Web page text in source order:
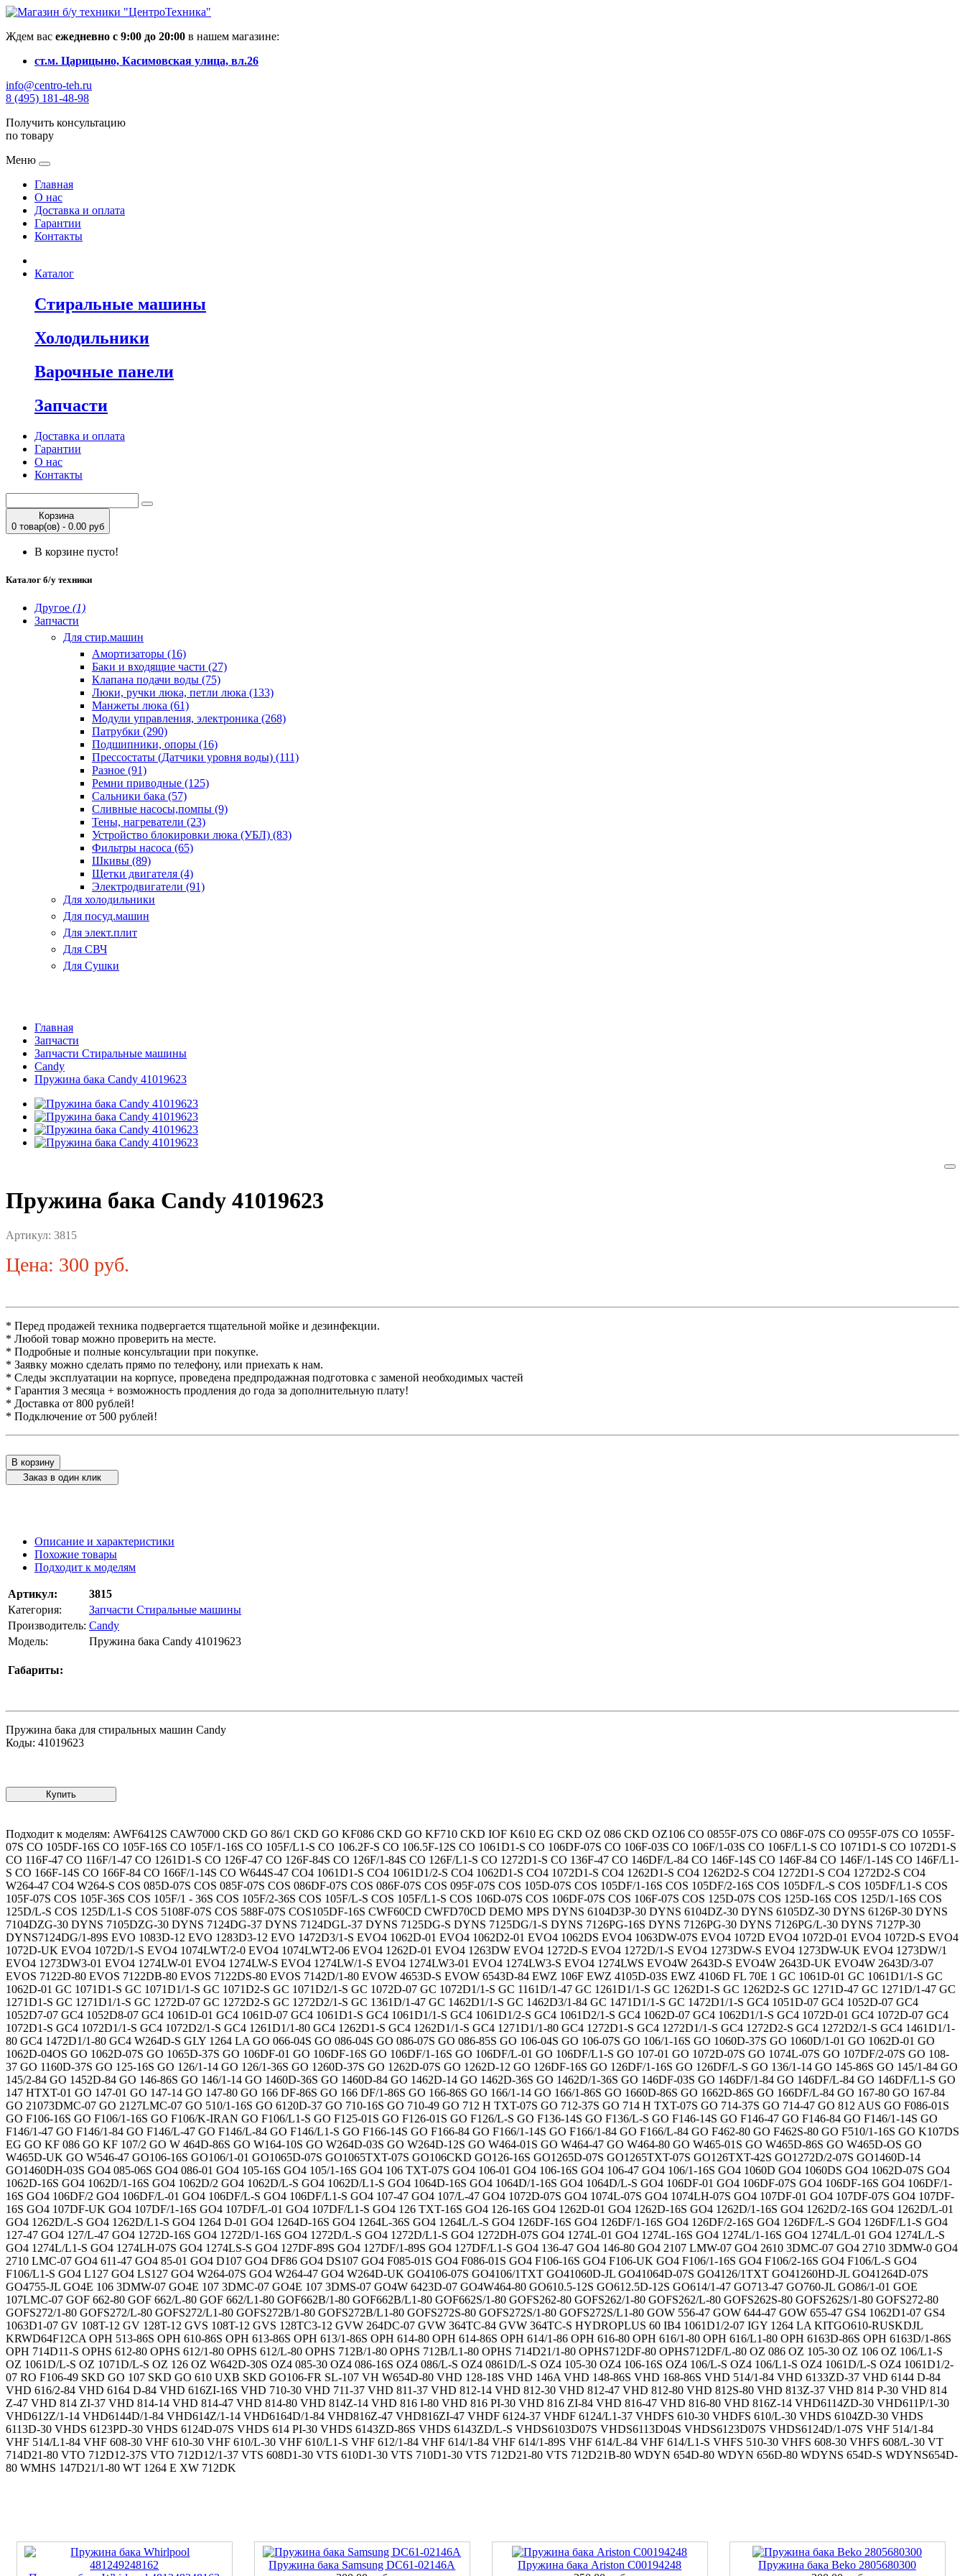
Ждем вас ежедневно с 9:00 до 20:00 в нашем магазине:
ст.м. Царицыно, Касимовская улица, вл.26
info@centro-teh.ru
8 (495) 181-48-98
Получить консультацию
по товару
Меню
Главная
О нас
Доставка и оплата
Гарантии
Контакты
Каталог
Стиральные машины
Холодильники
Варочные панели
Запчасти
Доставка и оплата
Гарантии
О нас
Контакты
Корзина
0 товар(ов) - 0.00 руб
В корзине пусто!
Каталог б/у техники
Другое (1)
Запчасти
Для стир.машин
Амортизаторы (16)
Баки и входящие части (27)
Клапана подачи воды (75)
Люки, ручки люка, петли люка (133)
Манжеты люка (61)
Модули управления, электроника (268)
Патрубки (290)
Подшипники, опоры (16)
Прессостаты (Датчики уровня воды) (111)
Разное (91)
Ремни приводные (125)
Сальники бака (57)
Сливные насосы,помпы (9)
Тены, нагреватели (23)
Устройство блокировки люка (УБЛ) (83)
Фильтры насоса (65)
Шкивы (89)
Щетки двигателя (4)
Электродвигатели (91)
Для холодильники
Для посуд.машин
Для элект.плит
Для СВЧ
Для Сушки
Главная
Запчасти
Запчасти Стиральные машины
Candy
Пружина бака Candy 41019623
Пружина бака Candy 41019623
Артикул: 3815
Цена: 300 руб.
* Перед продажей техника подвергается тщательной мойке и дезинфекции.
* Любой товар можно проверить на месте.
* Подробные и полные консультации при покупке.
* Заявку можно сделать прямо по телефону, или приехать к нам.
* Следы эксплуатации на корпусе, проведена предпродажная подготовка с заменой необходимых частей
* Гарантия 3 месяца + возможность продления до года за дополнительную плату!
* Доставка от 800 рублей!
* Подключение от 500 рублей!
В корзину
Заказ в один клик
Описание и характеристики
Похожие товары
Подходит к моделям
Артикул:
3815
Категория:
Запчасти Стиральные машины
Производитель: Candy
Модель:
Пружина бака Candy 41019623
Габариты:
Пружина бака для стиральных машин Candy
Коды: 41019623
Подходит к моделям: AWF6412S CAW7000 CKD GO 86/1 CKD GO KF086 CKD GO KF710 CKD IOF K610 EG CKD OZ 086 CKD OZ106 CO 0855F-07S CO 086F-07S CO 0955F-07S CO 1055F-
07S CO 105DF-16S CO 105F-16S CO 105F/1-16S CO 105F/L1-S CO 106.2F-S CO 106.5F-12S CO 1061D1-S CO 106DF-07S CO 106F-03S CO 106F/1-03S CO 106F/L1-S CO 1071D1-S CO 1072D1-S
CO 116F-47 CO 116F/1-47 CO 1261D1-S CO 126F-47 CO 126F-84S CO 126F/1-84S CO 126F/L1-S CO 1272D1-S CO 136F-47 CO 146DF/L-84 CO 146F-14S CO 146F-84 CO 146F/1-14S CO 146F/L1-
S CO 166F-14S CO 166F-84 CO 166F/1-14S CO W644S-47 CO4 1061D1-S CO4 1061D1/2-S CO4 1062D1-S CO4 1072D1-S CO4 1262D1-S CO4 1262D2-S CO4 1272D1-S CO4 1272D2-S CO4
W264-47 CO4 W264-S COS 085D-07S COS 085F-07S COS 086DF-07S COS 086F-07S COS 095F-07S COS 105D-07S COS 105DF/1-16S COS 105DF/2-16S COS 105DF/L-S COS 105DF/L1-S COS
105F-07S COS 105F-36S COS 105F/1 - 36S COS 105F/2-36S COS 105F/L-S COS 105F/L1-S COS 106D-07S COS 106DF-07S COS 106F-07S COS 125D-07S COS 125D-16S COS 125D/1-16S COS
125D/L-S COS 125D/L1-S COS 5108F-07S COS 588F-07S COS105DF-16S CWF60CD CWFD70CD DEMO MPS DYNS 6104D3P-30 DYNS 6104DZ-30 DYNS 6105DZ-30 DYNS 6126P-30 DYNS
7104DZG-30 DYNS 7105DZG-30 DYNS 7124DG-37 DYNS 7124DGL-37 DYNS 7125DG-S DYNS 7125DG/1-S DYNS 7126PG-16S DYNS 7126PG-30 DYNS 7126PG/L-30 DYNS 7127P-30
DYNS7124DG/1-89S EVO 1083D-12 EVO 1283D3-12 EVO 1472D3/1-S EVO4 1062D-01 EVO4 1062D2-01 EVO4 1062DS EVO4 1063DW-07S EVO4 1072D EVO4 1072D-01 EVO4 1072D-S EVO4
1072D-UK EVO4 1072D/1-S EVO4 1074LWT/2-0 EVO4 1074LWT2-06 EVO4 1262D-01 EVO4 1263DW EVO4 1272D-S EVO4 1272D/1-S EVO4 1273DW-S EVO4 1273DW-UK EVO4 1273DW/1
EVO4 1273DW3-01 EVO4 1274LW-01 EVO4 1274LW-S EVO4 1274LW/1-S EVO4 1274LW3-01 EVO4 1274LW3-S EVO4 1274LWS EVO4W 2643D-S EVO4W 2643D-UK EVO4W 2643D/3-07
EVOS 7122D-80 EVOS 7122DB-80 EVOS 7122DS-80 EVOS 7142D/1-80 EVOW 4653D-S EVOW 6543D-84 EWZ 106F EWZ 4105D-03S EWZ 4106D FL 70E 1 GC 1061D-01 GC 1061D1/1-S GC
1062D-01 GC 1071D1-S GC 1071D1/1-S GC 1071D2-S GC 1071D2/1-S GC 1072D-07 GC 1072D1/1-S GC 1161D/1-47 GC 1261D1/1-S GC 1262D1-S GC 1262D2-S GC 1271D-47 GC 1271D/1-47 GC
1271D1-S GC 1271D1/1-S GC 1272D-07 GC 1272D2-S GC 1272D2/1-S GC 1361D/1-47 GC 1462D1/1-S GC 1462D3/1-84 GC 1471D1/1-S GC 1472D1/1-S GC4 1051D-07 GC4 1052D-07 GC4
1052D7-07 GC4 1052D8-07 GC4 1061D-01 GC4 1061D-07 GC4 1061D1-S GC4 1061D1/1-S GC4 1061D1/2-S GC4 1061D2/1-S GC4 1062D-07 GC4 1062D1/1-S GC4 1072D-01 GC4 1072D-07 GC4
1072D1-S GC4 1072D1/1-S GC4 1072D2/1-S GC4 1261D1/1-80 GC4 1262D1-S GC4 1262D1/1-S GC4 1271D1/1-80 GC4 1272D1-S GC4 1272D1/1-S GC4 1272D2-S GC4 1272D2/1-S GC4 1461D1/1-
80 GC4 1472D1/1-80 GC4 W264D-S GLY 1264 LA GO 066-04S GO 086-04S GO 086-07S GO 086-85S GO 106-04S GO 106-07S GO 106/1-16S GO 1060D-37S GO 1060D/1-01 GO 1062D-01 GO
1062D-04OS GO 1062D-07S GO 1065D-37S GO 106DF-01 GO 106DF-16S GO 106DF/1-16S GO 106DF/L-01 GO 106DF/L1-S GO 107-01 GO 1072D-07S GO 1074L-07S GO 107DF/2-07S GO 108-
37 GO 1160D-37S GO 125-16S GO 126/1-14 GO 126/1-36S GO 1260D-37S GO 1262D-07S GO 1262D-12 GO 126DF-16S GO 126DF/1-16S GO 126DF/L-S GO 136/1-14 GO 145-86S GO 145/1-84 GO
145/2-84 GO 1452D-84 GO 146-86S GO 146/1-14 GO 1460D-36S GO 1460D-84 GO 1462D-14 GO 1462D-36S GO 1462D/1-36S GO 146DF-03S GO 146DF/1-84 GO 146DF/L-84 GO 146DF/L1-S GO
147 HTXT-01 GO 147-01 GO 147-14 GO 147-80 GO 166 DF-86S GO 166 DF/1-86S GO 166-86S GO 166/1-14 GO 166/1-86S GO 1660D-86S GO 1662D-86S GO 166DF/L-84 GO 167-80 GO 167-84
GO 21073DMC-07 GO 2127LMC-07 GO 510/1-16S GO 6120D-37 GO 710-16S GO 710-49 GO 712 H TXT-07S GO 712-37S GO 714 H TXT-07S GO 714-37S GO 714-47 GO 812 AUS GO F086-01S
GO F106-16S GO F106/1-16S GO F106/K-IRAN GO F106/L1-S GO F125-01S GO F126-01S GO F126/L-S GO F136-14S GO F136/L-S GO F146-14S GO F146-47 GO F146-84 GO F146/1-14S GO
F146/1-47 GO F146/1-84 GO F146/L-47 GO F146/L-84 GO F146/L1-S GO F166-14S GO F166-84 GO F166/1-14S GO F166/1-84 GO F166/L-84 GO F462-80 GO F462S-80 GO F510/1-16S GO K107DS
EG GO KF 086 GO KF 107/2 GO W 464D-86S GO W164-10S GO W264D-03S GO W264D-12S GO W464-01S GO W464-47 GO W464-80 GO W465-01S GO W465D-86S GO W465D-OS GO
W465D-UK GO W546-47 GO106-16S GO106/1-01 GO1065D-07S GO1065TXT-07S GO106CKD GO126-16S GO1265D-07S GO1265TXT-07S GO126TXT-42S GO1272D/2-07S GO1460D-14
GO1460DH-03S GO4 085-06S GO4 086-01 GO4 105-16S GO4 105/1-16S GO4 106 TXT-07S GO4 106-01 GO4 106-16S GO4 106-47 GO4 106/1-16S GO4 1060D GO4 1060DS GO4 1062D-07S GO4
1062D-16S GO4 1062D/1-16S GO4 1062D/2 GO4 1062D/L-S GO4 1062D/L1-S GO4 1064D-16S GO4 1064D/1-16S GO4 1064D/L-S GO4 106DF-01 GO4 106DF-07S GO4 106DF-16S GO4 106DF/1-
16S GO4 106DF/2 GO4 106DF/L-01 GO4 106DF/L-S GO4 106DF/L1-S GO4 107-47 GO4 107/L-47 GO4 1072D-07S GO4 1074L-07S GO4 1074LH-07S GO4 107DF-01 GO4 107DF-07S GO4 107DF-
16S GO4 107DF-UK GO4 107DF/1-16S GO4 107DF/L-01 GO4 107DF/L1-S GO4 126 TXT-16S GO4 126-16S GO4 1262D-01 GO4 1262D-16S GO4 1262D/1-16S GO4 1262D/2-16S GO4 1262D/L-01
GO4 1262D/L-S GO4 1262D/L1-S GO4 1264 D-01 GO4 1264D-16S GO4 1264L-36S GO4 1264L/L-S GO4 126DF-16S GO4 126DF/1-16S GO4 126DF/2-16S GO4 126DF/L-S GO4 126DF/L1-S GO4
127-47 GO4 127/L-47 GO4 1272D-16S GO4 1272D/1-16S GO4 1272D/L-S GO4 1272D/L1-S GO4 1272DH-07S GO4 1274L-01 GO4 1274L-16S GO4 1274L/1-16S GO4 1274L/L-01 GO4 1274L/L-S
GO4 1274L/L1-S GO4 1274LH-07S GO4 1274LS-S GO4 127DF-89S GO4 127DF/1-89S GO4 127DF/L1-S GO4 136-47 GO4 146-80 GO4 2107 LMW-07 GO4 2610 3DMC-07 GO4 2710 3DMW-0 GO4
2710 LMC-07 GO4 611-47 GO4 85-01 GO4 D107 GO4 DF86 GO4 DS107 GO4 F085-01S GO4 F086-01S GO4 F106-16S GO4 F106-UK GO4 F106/1-16S GO4 F106/2-16S GO4 F106/L-S GO4
F106/L1-S GO4 L127 GO4 LS127 GO4 W264-07S GO4 W264-47 GO4 W264D-UK GO4106-07S GO4106/1TXT GO41060D-JL GO41064D-07S GO4126/1TXT GO41260HD-JL GO41264D-07S
GO4755-JL GO4E 106 3DMW-07 GO4E 107 3DMC-07 GO4E 107 3DMS-07 GO4W 6423D-07 GO4W464-80 GO610.5-12S GO612.5D-12S GO614/1-47 GO713-47 GO760-JL GO86/1-01 GOE
107LMC-07 GOF 662-80 GOF 662/L-80 GOF 662/L1-80 GOF662B/1-80 GOF662B/L1-80 GOF662S/1-80 GOFS262-80 GOFS262/1-80 GOFS262/L-80 GOFS262S-80 GOFS262S/1-80 GOFS272-80
GOFS272/1-80 GOFS272/L-80 GOFS272/L1-80 GOFS272B/1-80 GOFS272B/L1-80 GOFS272S-80 GOFS272S/1-80 GOFS272S/L1-80 GOW 556-47 GOW 644-47 GOW 655-47 GS4 1062D1-07 GS4
1063D1-07 GV 108T-12 GV 128T-12 GVS 108T-12 GVS 128TC3-12 GVW 264DC-07 GVW 364TC-84 GVW 364TC-S HYDROPLUS 60 IB4 1061D1/2-07 IGY 1264 LA KITGO610-RUSKDJL
KRWD64F12CA OPH 513-86S OPH 610-86S OPH 613-86S OPH 613/1-86S OPH 614-80 OPH 614-86S OPH 614/1-86 OPH 616-80 OPH 616/1-80 OPH 616/L1-80 OPH 6163D-86S OPH 6163D/1-86S
OPH 714D11-S OPHS 612-80 OPHS 612/1-80 OPHS 612/L-80 OPHS 712B/1-80 OPHS 712B/L1-80 OPHS 714D21/1-80 OPHS712DF-80 OPHS712DF/L-80 OZ 086 OZ 105-30 OZ 106 OZ 106/L1-S
OZ 1061D/L-S OZ 1071D/L-S OZ 126 OZ W642D-30S OZ4 085-30 OZ4 086-16S OZ4 086/L-S OZ4 0861D/L-S OZ4 105-30 OZ4 106-16S OZ4 106/L-S OZ4 106/L1-S OZ4 1061D/L-S OZ4 1061D1/2-
07 RO F106-49 SKD GO 107 SKD GO 610 UXB SKD GO106-FR SL-107 VH W654D-80 VHD 128-18S VHD 146A VHD 148-86S VHD 168-86S VHD 514/1-84 VHD 6133ZD-37 VHD 6144 D-84
VHD 616/2-84 VHD 6164 D-84 VHD 616ZI-16S VHD 710-30 VHD 711-37 VHD 811-37 VHD 812-14 VHD 812-30 VHD 812-47 VHD 812-80 VHD 812S-80 VHD 813Z-37 VHD 814 P-30 VHD 814
Z-47 VHD 814 ZI-37 VHD 814-14 VHD 814-47 VHD 814-80 VHD 814Z-14 VHD 816 I-80 VHD 816 PI-30 VHD 816 ZI-84 VHD 816-47 VHD 816-80 VHD 816Z-14 VHD6114ZD-30 VHD611P/1-30
VHD612Z/1-14 VHD6144D/1-84 VHD614Z/1-14 VHD6164D/1-84 VHD816Z-47 VHD816ZI-47 VHDF 6124-37 VHDF 6124/L1-37 VHDFS 610-30 VHDFS 610/L-30 VHDS 6104ZD-30 VHDS
6113D-30 VHDS 6123PD-30 VHDS 6124D-07S VHDS 614 PI-30 VHDS 6143ZD-86S VHDS 6143ZD/L-S VHDS6103D07S VHDS6113D04S VHDS6123D07S VHDS6124D/1-07S VHF 514/1-84
VHF 514/L1-84 VHF 608-30 VHF 610-30 VHF 610/L-30 VHF 610/L1-S VHF 612/1-84 VHF 614/1-84 VHF 614/1-89S VHF 614/L-84 VHF 614/L1-S VHFS 510-30 VHFS 608-30 VHFS 608/L-30 VT
714D21-80 VTO 712D12-37S VTO 712D12/1-37 VTS 608D1-30 VTS 610D1-30 VTS 710D1-30 VTS 712D21-80 VTS 712D21B-80 WDYN 654D-80 WDYN 656D-80 WDYNS 654D-S WDYNS654D-
80 WMHS 147D21/1-80 WT 1264 E XW 712DK
Пружина бака Samsung DC61-02146A
Пружина бака Ariston C00194248
Пружина бака Beko 2805680300